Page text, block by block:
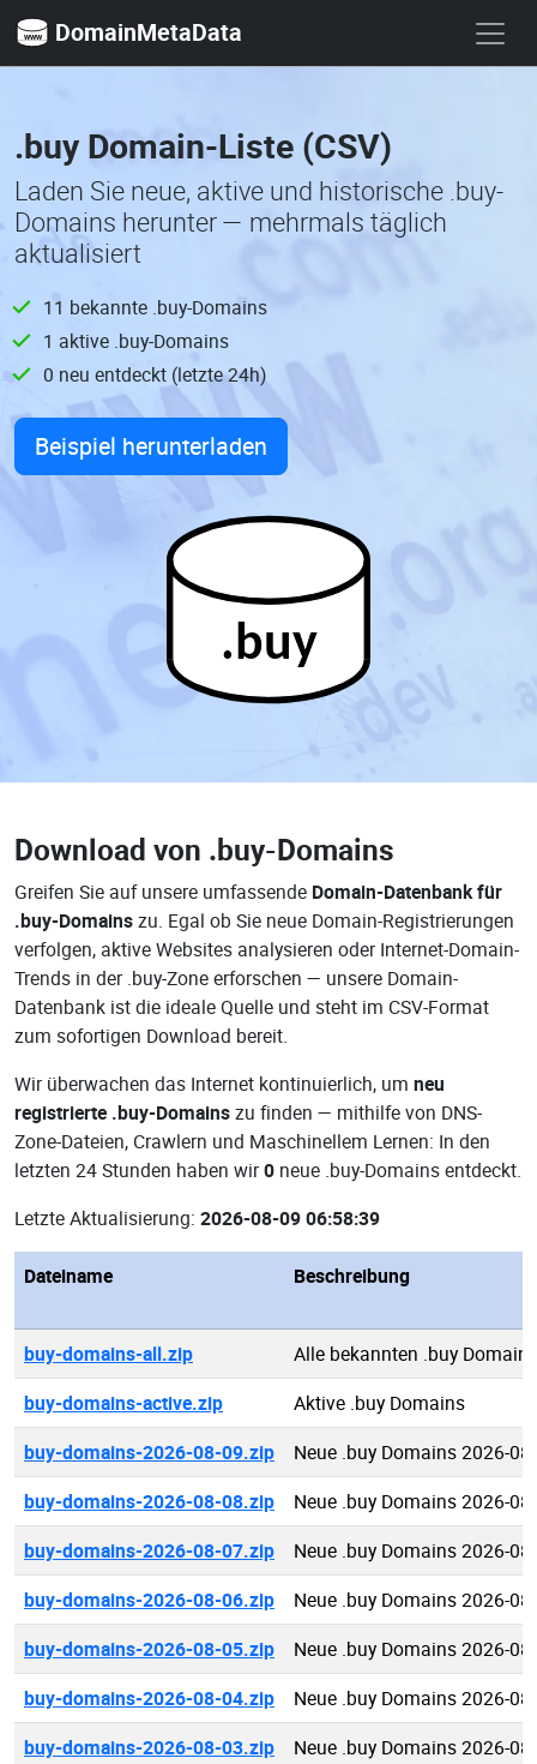
DomainMetaData
.buy Domain-Liste (CSV)
Laden Sie neue, aktive und historische .buy-
Domains herunter — mehrmals täglich
aktualisiert
11 bekannte .buy-Domains
1 aktive .buy-Domains
0 neu entdeckt (letzte 24h)
Beispiel herunterladen
.buy
Download von .buy-Domains
Greifen Sie auf unsere umfassende Domain-Datenbank für
.buy-Domainszu. Egal ob Sie neue Domain-Registrierungen
verfolgen, aktive Websites analysieren oder Internet-Domain-
Trends in der .buy-Zone erforschen — unsere Domain-
Datenbank ist die ideale Quelle und steht im CSV-Format
zum sofortigen Download bereit.
Wir überwachen das Internet kontinuierlich, um neu
registrierte .buy-Domainszu finden — mithilfe von DNS-
Zone-Dateien, Crawlern und Maschinellem Lernen: In den
letzten 24 Stunden haben wir0 neue .buy-Domains entdeckt.
Letzte Aktualisierung: 2026-08-09 06:58:39
Dateiname Beschreibung
buy-domains-all.zip
Alle bekannten .buy Domains
buy-domains-active.zip
Aktive .buy Domains
buy-domains-2026-08-09.zip
Neue .buy Domains 2026-
buy-domains-2026-08-08.zip
Neue .buy Domains 2026-
buy-domains-2026-08-07.zip
Neue .buy Domains 2026-
buy-domains-2026-08-06.zip
Neue .buy Domains 2026-
buy-domains-2026-08-05.zip
Neue .buy Domains 2026-
buy-domains-2026-08-04.zip
Neue .buy Domains 2026-
buy-domains-2026-08-03.zip
Neue .buy Domains 2026-